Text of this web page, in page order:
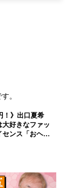
。
！》出口夏希
大好きなファッ
センス「おヘソ